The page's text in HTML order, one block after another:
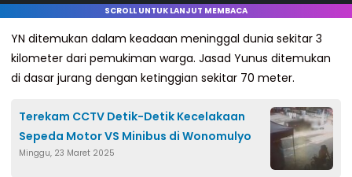
SCROLL UNTUK LANJUT MEMBACA
YN ditemukan dalam keadaan meninggal dunia sekitar 3
kilometer dari pemukiman warga. Jasad Yunus ditemukan
di dasar jurang dengan ketinggian sekitar 70 meter.
Terekam CCTV Detik-Detik Kecelakaan
Sepeda Motor VS Minibus di Wonomulyo
Minggu, 23 Maret 2025